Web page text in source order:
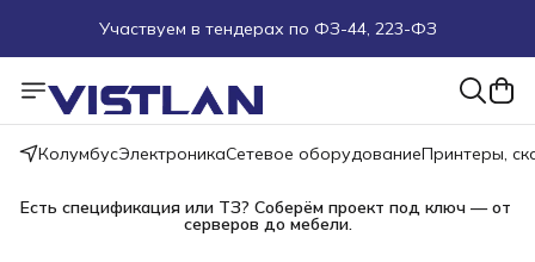
Участвуем в тендерах по ФЗ-44, 223-ФЗ
Поможем подобрать оборудование под ТЗ
Пришлите запрос на e-mail или в чат
КолумбусЭлектроникаСетевое оборудованиеПринтеры,
Есть спецификация или ТЗ? Соберём проект под ключ — от
серверов до мебели.